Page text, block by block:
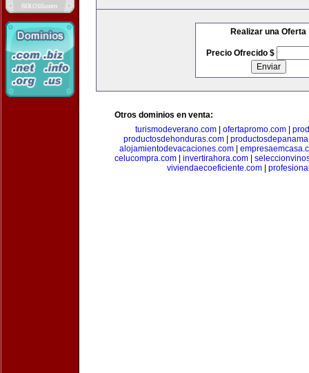
Realizar una Oferta
Precio Ofrecido $
Otros dominios en venta:
turismodeverano.com
ofertapromo.com
productosdehonduras.com
alojamientodevacaciones.com
celucompra.com
invertirahora.com
viviendaecoeficiente.com